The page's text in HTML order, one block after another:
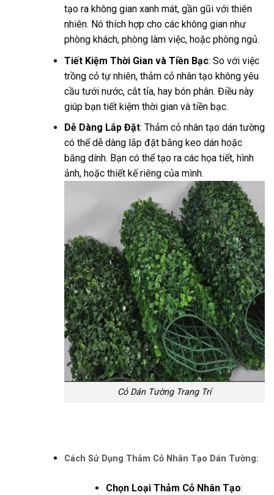
tạo ra không gian xanh mát, gần gũi với thiên
nhiên. Nó thích hợp cho các không gian như
phòng khách, phòng làm việc, hoặc phòng ngủ.
Tiết Kiệm Thời Gian và Tiền Bạc: So với việc
trồng cỏ tự nhiên, thảm cỏ nhân tạo không yêu
cầu tưới nước, cắt tỉa, hay bón phân. Điều này
giúp bạn tiết kiệm thời gian và tiền bạc.
Dễ Dàng Lắp Đặt: Thảm cỏ nhân tạo dán tường
có thể dễ dàng lắp đặt bằng keo dán hoặc
băng dính. Bạn có thể tạo ra các họa tiết, hình
ảnh, hoặc thiết kế riêng của mình.
Cỏ Dán Tường Trang Trí
Cách Sử Dụng Thảm Cỏ Nhân Tạo Dán Tường:
Chọn Loại Thảm Cỏ Nhân Tạo: